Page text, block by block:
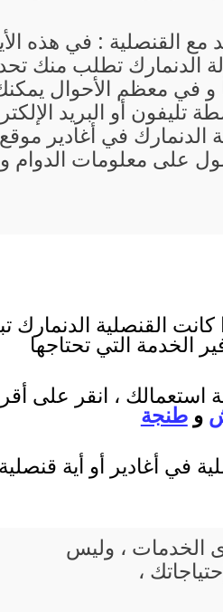
مع القنصلية : في هذه
الدنمارك تطلب منك
و في معظم الأحوال
تليفون أو البريد
الدنمارك في أغادير
على معلومات الدوام و
القنصلية الدنمارك
الخدمة التي تحتاجها
، انقر على
وطنجة
في أغادير أو أية
الخدمات ، وليس
،